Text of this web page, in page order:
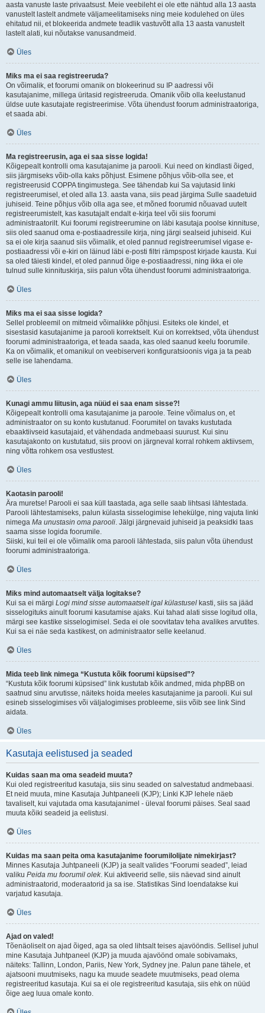
aasta vanuste laste privaatsust. Meie veebileht ei ole ette nähtud alla 13 aasta
vanustelt lastelt andmete väljameelitamiseks ning meie kodulehed on üles
ehitatud nii, et blokeerida andmete teadlik vastuvõtt alla 13 aasta vanustelt
lastelt alati, kui nõutakse vanusandmeid.
Üles
Miks ma ei saa registreeruda?
On võimalik, et foorumi omanik on blokeerinud su IP aadressi või
kasutajanime, millega üritasid registreeruda. Omanik võib olla keelustanud
üldse uute kasutajate registreerimise. Võta ühendust foorum administraatoriga,
et saada abi.
Üles
Ma registreerusin, aga ei saa sisse logida!
Kõigepealt kontrolli oma kasutajanime ja parooli. Kui need on kindlasti õiged,
siis järgmiseks võib-olla kaks põhjust. Esimene põhjus võib-olla see, et
registreerusid COPPA tingimustega. See tähendab kui Sa vajutasid linki
registreerumisel, et oled alla 13. aasta vana, siis pead järgima Sulle saadetuid
juhiseid. Teine põhjus võib olla aga see, et mõned foorumid nõuavad uutelt
registreerumistelt, kas kasutajalt endalt e-kirja teel või siis foorumi
administraatorilt. Kui foorumi registreerumine on läbi kasutaja poolse kinnituse,
siis oled saanud oma e-postiaadressile kirja, ning järgi sealseid juhiseid. Kui
sa ei ole kirja saanud siis võimalik, et oled pannud registreerumisel vigase e-
postiaadressi või e-kiri on läinud läbi e-posti filtri rämpspost kirjade kausta. Kui
sa oled täiesti kindel, et oled pannud õige e-postiaadressi, ning ikka ei ole
tulnud sulle kinnituskirja, siis palun võta ühendust foorumi administraatoriga.
Üles
Miks ma ei saa sisse logida?
Sellel probleemil on mitmeid võimalikke põhjusi. Esiteks ole kindel, et
sisestasid kasutajanime ja parooli korrektselt. Kui on korrektsed, võta ühendust
foorumi administraatoriga, et teada saada, kas oled saanud keelu foorumile.
Ka on võimalik, et omanikul on veebiserveri konfiguratsioonis viga ja ta peab
selle ise lahendama.
Üles
Kunagi ammu liitusin, aga nüüd ei saa enam sisse?!
Kõigepealt kontrolli oma kasutajanime ja paroole. Teine võimalus on, et
administraator on su konto kustutanud. Foorumitel on tavaks kustutada
ebaaktiivseid kasutajaid, et vähendada andmebaasi suurust. Kui sinu
kasutajakonto on kustutatud, siis proovi on järgneval korral rohkem aktiivsem,
ning võtta rohkem osa vestlustest.
Üles
Kaotasin parooli!
Ära muretse! Parooli ei saa küll taastada, aga selle saab lihtsasi lähtestada.
Parooli lähtestamiseks, palun külasta sisselogimise lehekülge, ning vajuta linki
nimega Ma unustasin oma parooli. Jälgi järgnevaid juhiseid ja peaksidki taas
saama sisse logida foorumile.
Siiski, kui teil ei ole võimalik oma parooli lähtestada, siis palun võta ühendust
foorumi administraatoriga.
Üles
Miks mind automaatselt välja logitakse?
Kui sa ei märgi Logi mind sisse automaatselt igal külastusel kasti, siis sa jääd
sisselogituks ainult foorumi kasutamise ajaks. Kui tahad alati sisse logitud olla,
märgi see kastike sisselogimisel. Seda ei ole soovitatav teha avalikes arvutites.
Kui sa ei näe seda kastikest, on administraator selle keelanud.
Üles
Mida teeb link nimega “Kustuta kõik foorumi küpsised”?
“Kustuta kõik foorumi küpsised” link kustutab kõik andmed, mida phpBB on
saatnud sinu arvutisse, näiteks hoida meeles kasutajanime ja parooli. Kui sul
esineb sisselogimises või väljalogimises probleeme, siis võib see link Sind
aidata.
Üles
Kasutaja eelistused ja seaded
Kuidas saan ma oma seadeid muuta?
Kui oled registreeritud kasutaja, siis sinu seaded on salvestatud andmebaasi.
Et neid muuta, mine Kasutaja Juhtpaneeli (KJP); Linki KJP lehele näeb
tavaliselt, kui vajutada oma kasutajanimel - üleval foorumi päises. Seal saad
muuta kõiki seadeid ja eelistusi.
Üles
Kuidas ma saan peita oma kasutajanime foorumilolijate nimekirjast?
Minnes Kasutaja Juhtpaneeli (KJP) ja sealt valides “Foorumi seaded”, leiad
valiku Peida mu foorumil olek. Kui aktiveerid selle, siis näevad sind ainult
administraatorid, moderaatorid ja sa ise. Statistikas Sind loendatakse kui
varjatud kasutaja.
Üles
Ajad on valed!
Tõenäoliselt on ajad õiged, aga sa oled lihtsalt teises ajavööndis. Sellisel juhul
mine Kasutaja Juhtpaneel (KJP) ja muuda ajavöönd omale sobivamaks,
näiteks: Tallinn, London, Pariis, New York, Sydney jne. Palun pane tähele, et
ajatsooni muutmiseks, nagu ka muude seadete muutmiseks, pead olema
registreeritud kasutaja. Kui sa ei ole registreeritud kasutaja, siis ehk on nüüd
õige aeg luua omale konto.